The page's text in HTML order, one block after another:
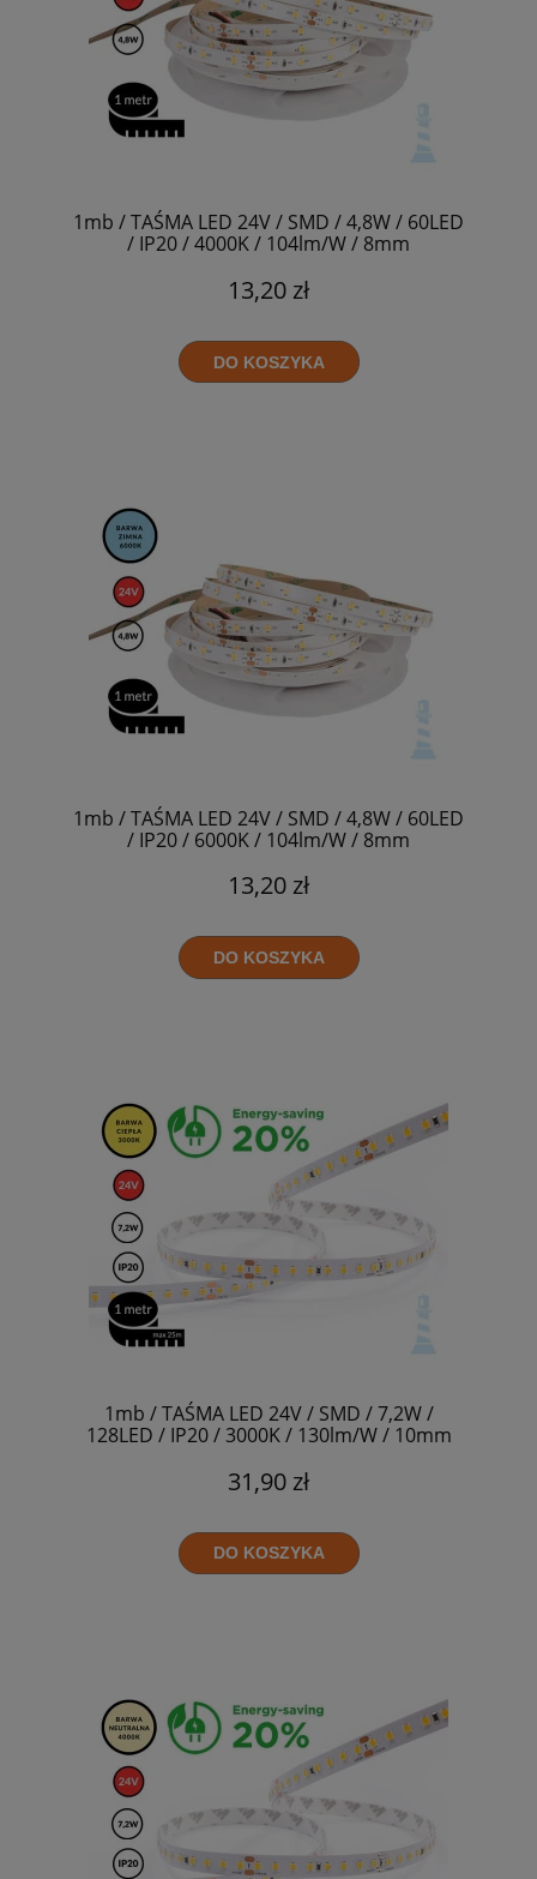
1mb / TAŚMA LED 24V / SMD / 4,8W / 60LED
/ IP20 / 4000K / 104lm/W / 8mm
13,20 zł
DO KOSZYKA
1mb / TAŚMA LED 24V / SMD / 4,8W / 60LED
/ IP20 / 6000K / 104lm/W / 8mm
13,20 zł
DO KOSZYKA
1mb / TAŚMA LED 24V / SMD / 7,2W /
128LED / IP20 / 3000K / 130lm/W / 10mm
31,90 zł
DO KOSZYKA